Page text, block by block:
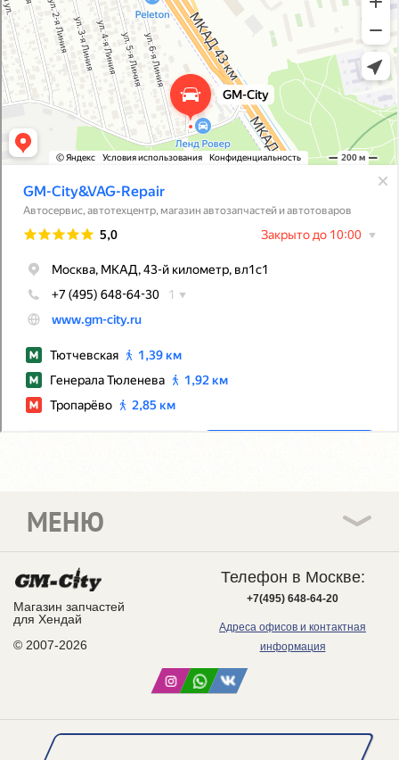
Магазин запчастей
для Хендай
© 2007-2026
МЕНЮ
Телефон в Москве:
+7(495) 648-64-20
Адреса офисов и контактная
информация